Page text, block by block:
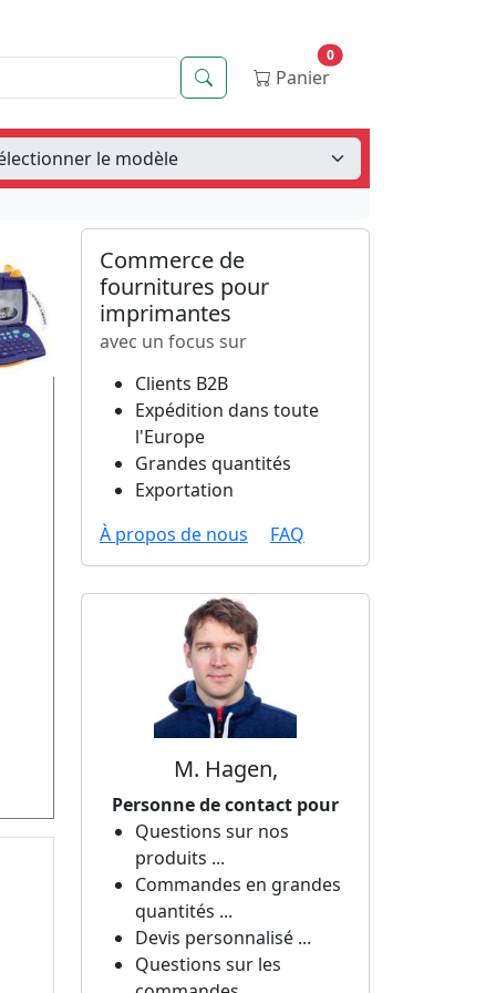
RecherchePanier
0
Commerce de
fournitures pour
imprimantes
avec un focus sur
Clients B2B
Expédition dans toute
l'Europe
Grandes quantités
Exportation
À propos de nous
FAQ
M. Hagen,
Personne de contact pour
Questions sur nos
produits ...
Commandes en grandes
quantités ...
Devis personnalisé ...
Questions sur les